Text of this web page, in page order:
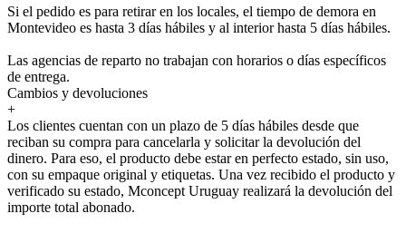
Si el pedido es para retirar en los locales, el tiempo de demora en
Montevideo es hasta 3 días hábiles y al interior hasta 5 días hábiles.
Las agencias de reparto no trabajan con horarios o días específicos
de entrega.
Cambios y devoluciones
+
Los clientes cuentan con un plazo de 5 días hábiles desde que
reciban su compra para cancelarla y solicitar la devolución del
dinero. Para eso, el producto debe estar en perfecto estado, sin uso,
con su empaque original y etiquetas. Una vez recibido el producto y
verificado su estado, Mconcept Uruguay realizará la devolución del
importe total abonado.